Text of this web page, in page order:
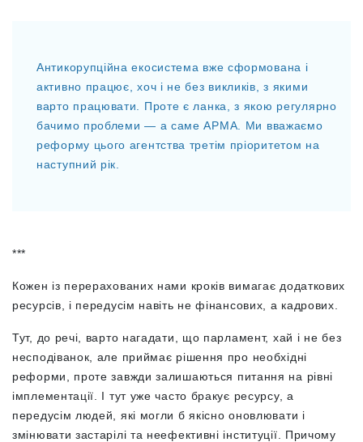
Антикорупційна екосистема вже сформована і
активно працює, хоч і не без викликів, з якими
варто працювати. Проте є ланка, з якою регулярно
бачимо проблеми — а саме АРМА. Ми вважаємо
реформу цього агентства третім пріоритетом на
наступний рік.
***
Кожен із перерахованих нами кроків вимагає додаткових
ресурсів, і передусім навіть не фінансових, а кадрових.
Тут, до речі, варто нагадати, що парламент, хай і не без
несподіванок, але приймає рішення про необхідні
реформи, проте завжди залишаються питання на рівні
імплементації. І тут уже часто бракує ресурсу, а
передусім людей, які могли б якісно оновлювати і
змінювати застарілі та неефективні інституції. Причому